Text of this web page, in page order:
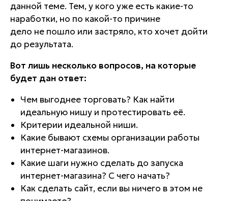
данной теме. Тем, у кого уже есть какие-то
наработки, но по какой-то причине
дело не пошло или застряло, кто хочет дойти
до результата.
Вот лишь несколько вопросов, на которые
будет дан ответ:
Чем выгоднее торговать? Как найти
идеальную нишу и протестировать её.
Критерии идеальной ниши.
Какие бывают схемы организации работы
интернет-магазинов.
Какие шаги нужно сделать до запуска
интернет-магазина? С чего начать?
Как сделать сайт, если вы ничего в этом не